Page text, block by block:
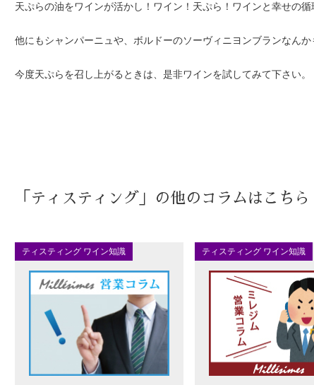
天ぷらの油をワインが活かし！ワイン！天ぷら！ワインと幸せの
他にもシャンパーニュや、ボルドーのソーヴィニヨンブランなん
今度天ぷらを召し上がるときは、是非ワインを試してみて下さい。
「ティスティング」の他のコラムはこちら
ティスティング ワイン知識 ティスティング ワイン知識